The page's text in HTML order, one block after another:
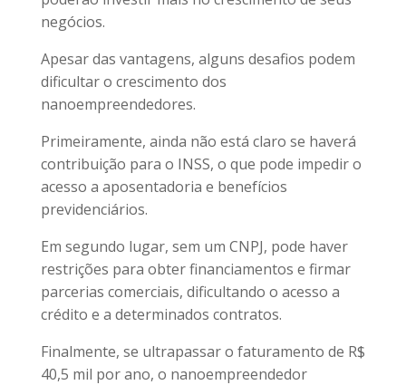
negócios.
Apesar das vantagens, alguns desafios podem
dificultar o crescimento dos
nanoempreendedores.
Primeiramente, ainda não está claro se haverá
contribuição para o INSS, o que pode impedir o
acesso a aposentadoria e benefícios
previdenciários.
Em segundo lugar, sem um CNPJ, pode haver
restrições para obter financiamentos e firmar
parcerias comerciais, dificultando o acesso a
crédito e a determinados contratos.
Finalmente, se ultrapassar o faturamento de R$
40,5 mil por ano, o nanoempreendedor